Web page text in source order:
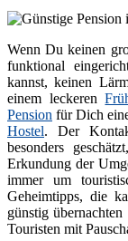
Wenn Du keinen
funktional
kannst, keinen
einem leckeren
Pension für Dich
Hostel. Der
besonders
Erkundung der
immer um
Geheimtipps, die
günstig
Touristen mit